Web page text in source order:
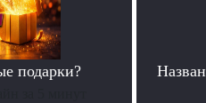
подарки?